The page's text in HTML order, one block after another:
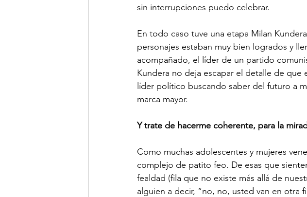
sin interrupciones puedo celebrar.
En todo caso tuve una etapa Milan
personajes estaban muy bien logrados y
acompañado, el líder de un partido
Kundera no deja escapar el detalle de
líder político buscando saber del futuro a
marca mayor.
Y trate de hacerme coherente, para la
Como muchas adolescentes y mujeres
complejo de patito feo. De esas que
fealdad (fila que no existe más allá de
alguien a decir, “no, no, usted van en otra